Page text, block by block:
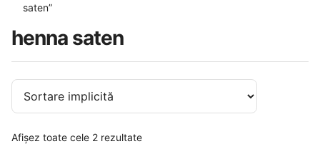
saten”
henna saten
Afișez toate cele 2 rezultate